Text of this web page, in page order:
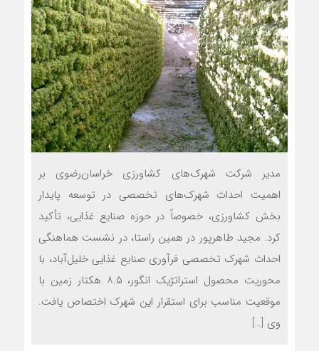
مدیر شرکت شهرک‌های کشاورزی خراسان‌رضوی بر
اهمیت احداث شهرک‌های تخصصی در توسعه پایدار
بخش کشاورزی، خصوصاً در حوزه صنایع غذایی، تأکید
کرد. مجید طاهرپور در همین راستا، در نشست هماهنگی
احداث شهرک تخصصی فرآوری صنایع غذایی خلیل‌آباد، با
محوریت محصول استراتژیک انگور، ۸.۵ هکتار زمین با
موقعیت مناسب برای استقرار این شهرک اختصاص یافت.
وی […]